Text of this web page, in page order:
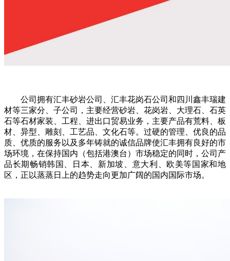
公司拥有汇丰砂岩公司、汇丰花岗石公司和四川鑫丰瑞建
材等三家分、子公司，主要经营砂岩、花岗岩、大理石、石英
石等石材家装、工程、进出口贸易业务，主要产品有荒料、板
材、异型、雕刻、工艺品、文化石等。过硬的管理、优良的品
质、优质的服务以及多年铸就的诚信品牌使汇丰拥有良好的市
场环境，在保持国内（包括港澳台）市场稳定的同时，公司产
品长期畅销韩国、日本、新加坡、意大利、欧美等国家和地
区，正以蒸蒸日上的趋势走向更加广阔的国内国际市场。